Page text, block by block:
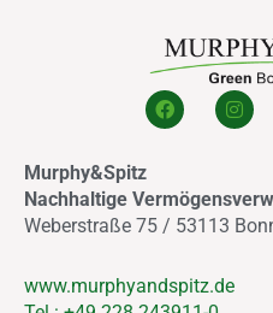
F
a
c
o
o
k
I
n
s
g
r
a
Murphy&Spitz
Nachhaltige
Weberstraße 75 / 53113
www.murphyandspitz.de